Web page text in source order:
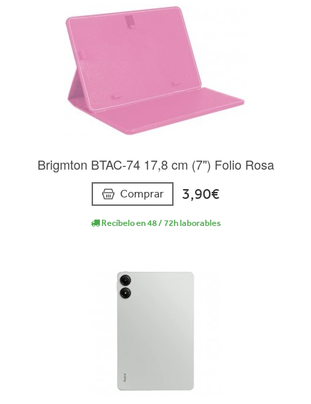
Brigmton BTAC-74 17,8 cm (7") Folio Rosa
Comprar 3,90€
Recíbelo en 48 / 72h laborables